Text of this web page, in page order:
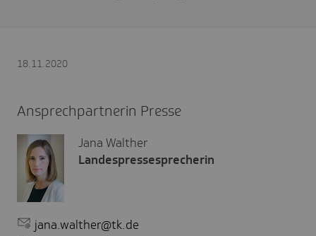
18.11.2020
Ansprechpartnerin Presse
Jana Walther
Landespressesprecherin
jana.walther@tk.de